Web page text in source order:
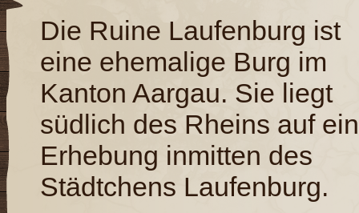
Die Ruine Laufenburg ist
eine ehemalige Burg im
Kanton Aargau. Sie liegt
südlich des Rheins auf
Erhebung inmitten des
Städtchens Laufenburg.